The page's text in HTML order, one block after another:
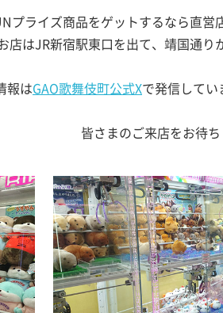
プライズ商品をゲットするなら直営
店はJR新宿駅東口を出て、靖国通
報はGAO歌舞伎町公式Xで発信して
皆さまのご来店をお待ち